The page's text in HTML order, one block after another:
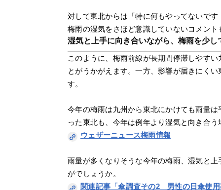
対して東北からは「特に何もやってないで
梅雨の湿気をさほど意識していないコメント
湿気と上手に向き合いながら、梅雨を少し
このように、梅雨前線が長期間停滞しやす
とがうかがえます。一方、影響が届きにく
す。
今年の梅雨は九州から東北にかけても雨量
った東北も、今年は例年より湿気と向き合
ウェザーニュース梅雨情報
雨量が多くなりそうな今年の梅雨、湿気と
がでしょうか。
関連記事「傘調査その2　男性の日傘使